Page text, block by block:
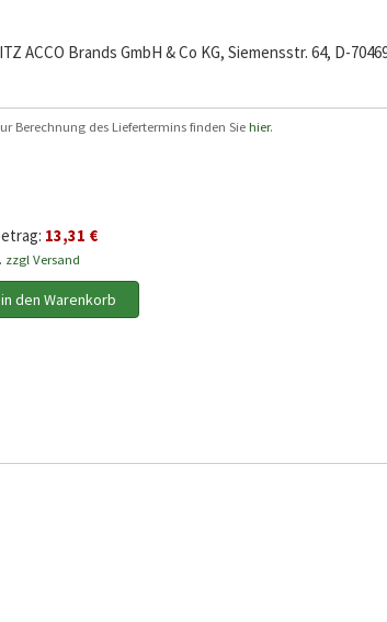
ACCO Brands GmbH & Co KG, Siemensstr. 64, D-
Berechnung des Liefertermins finden Siehier.
13,31 €
zzgl Versand
den Warenkorb